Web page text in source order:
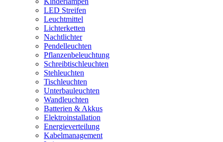
LED Streifen
Leuchtmittel
Lichterketten
Nachtlichter
Pendelleuchten
Pflanzenbeleuchtung
Schreibtischleuchten
Stehleuchten
Tischleuchten
Unterbauleuchten
Wandleuchten
Batterien & Akkus
Elektroinstallation
Energieverteilung
Kabelmanagement